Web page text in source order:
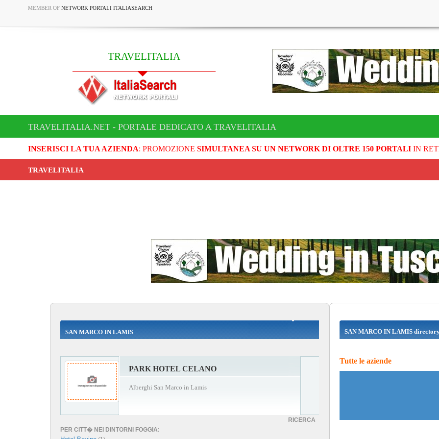
MEMBER OF NETWORK PORTALI ITALIASEARCH
TRAVELITALIA
TRAVELITALIA.NET - PORTALE DEDICATO A TRAVELITALIA
INSERISCI LA TUA AZIENDA: PROMOZIONE SIMULTANEA SU UN NETWORK DI OLTRE 150 PORTALIIN
TRAVELITALIA
SAN MARCO IN LAMIS
PARK HOTEL CELANO
Alberghi San Marco in Lamis
RICERCA
PER CITT� NEI DINTORNI FOGGIA:
SAN MARCO IN LAMIS
Tutte le aziende